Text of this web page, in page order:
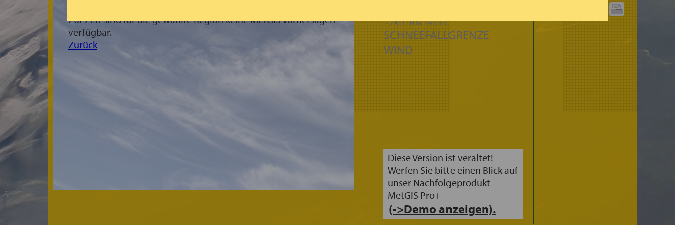
Zur Zeit sind für die gewählte Region keine MetGIS Vorhersagen
verfügbar.
Zurück
- ZAHLEN IM RASTER
SCHNEEFALLGRENZE
WIND
Diese Version ist veraltet!
Werfen Sie bitte einen Blick auf
unser Nachfolgeprodukt
MetGIS Pro+
(->Demo anzeigen).